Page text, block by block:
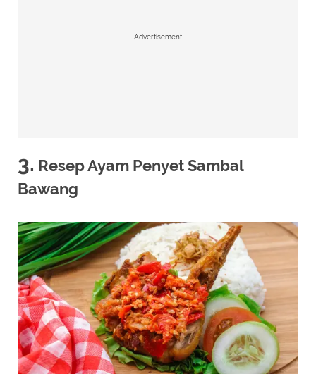
Advertisement
3. Resep Ayam Penyet Sambal
Bawang